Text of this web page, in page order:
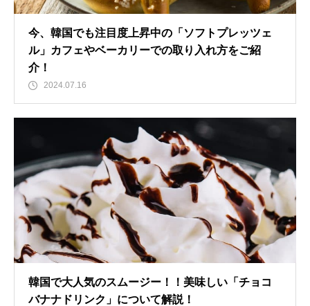
今、韓国でも注目度上昇中の「ソフトプレッツェ
ル」カフェやベーカリーでの取り入れ方をご紹
介！
2024.07.16
韓国で大人気のスムージー！！美味しい「チョコ
バナナドリンク」について解説！